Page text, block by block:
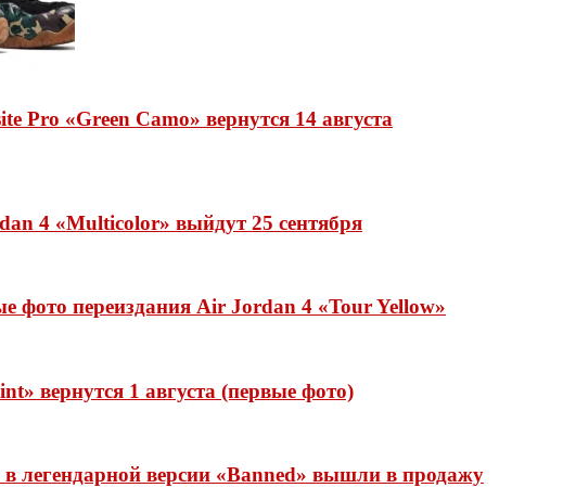
Pro «Green Camo» вернутся 14 августа
4 «Multicolor» выйдут 25 сентября
фото переиздания Air Jordan 4 «Tour Yellow»
вернутся 1 августа (первые фото)
легендарной версии «Banned» вышли в продажу